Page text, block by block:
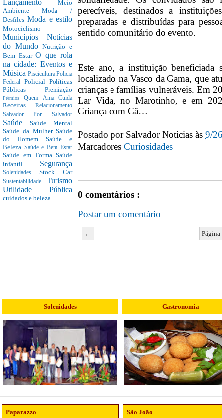
Lançamento Meio
AmbienteModa /
Desfiles Moda e estilo
Motociclismo
Municípios Notícias
do MundoNutrição e
Bem EstarO que rola
na cidade: Eventos e
Música Piscicultura Policia
Federal Policial Políticas
Públicas Premiação
PrêmiosQuem Ama Cuida
Receitas Relacionamento
Salvador Por Salvador
Saúde Saúde Mental
Saúde da Mulher Saúde
do Homem Saúde e
Beleza Saúde e Bem Estar
Saúde em Forma Saúde
infantil Segurança
SolenidadesStock Car
Sustentabilidade Turismo
Utilidade Pública
cuidados e beleza
perecíveis, destinados a
preparadas e distribuídas para
sentido comunitário do evento.
Este ano, a instituição beneficiada
localizado na Vasco da Gama, que
crianças e famílias vulneráveis. Em
Lar Vida, no Marotinho, e em
Criança com Câ…
Postado por Salvador Noticias às 9/
Marcadores Curiosidades
0 comentários :
Postar um comentário
←
Solenidades Gastronomia
Paparazzo São João